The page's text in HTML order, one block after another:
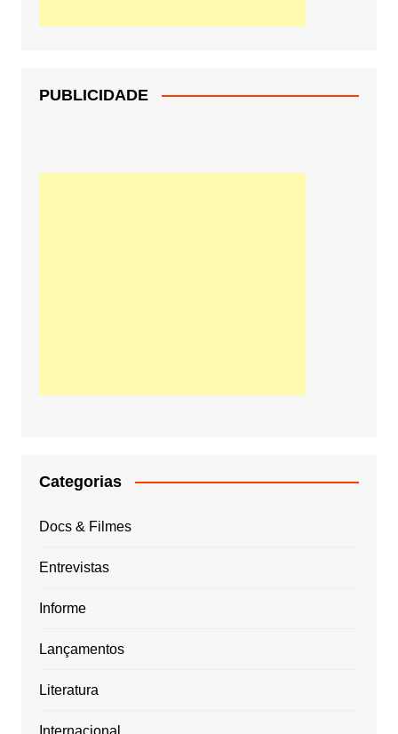
PUBLICIDADE
Categorias
Docs & Filmes
Entrevistas
Informe
Lançamentos
Literatura
Internacional